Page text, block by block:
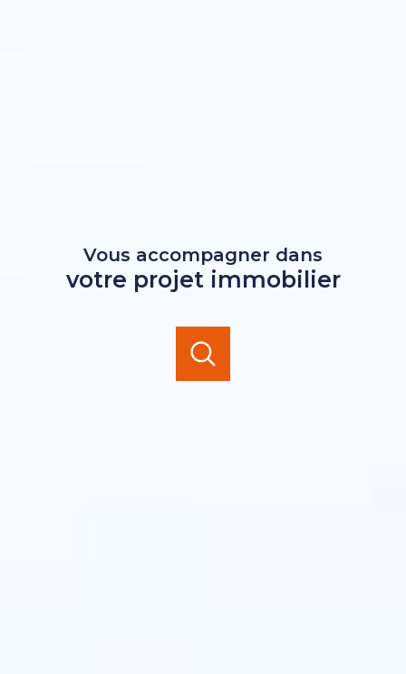
Vous accompagner dans
votre projet immobilier